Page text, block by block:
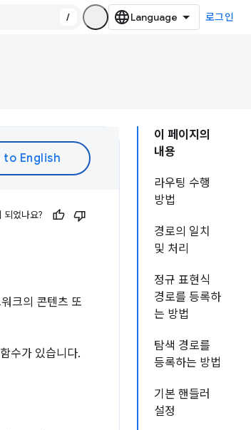
/ 로그인
이 페이지의
내용
라우팅 수행
방법
경로의 일치
및 처리
정규 표현식
경로를 등록하
는 방법
탐색 경로를
등록하는 방법
기본 핸들러
설정
되었나요?
크의 콘텐츠 또
수가 있습니다.